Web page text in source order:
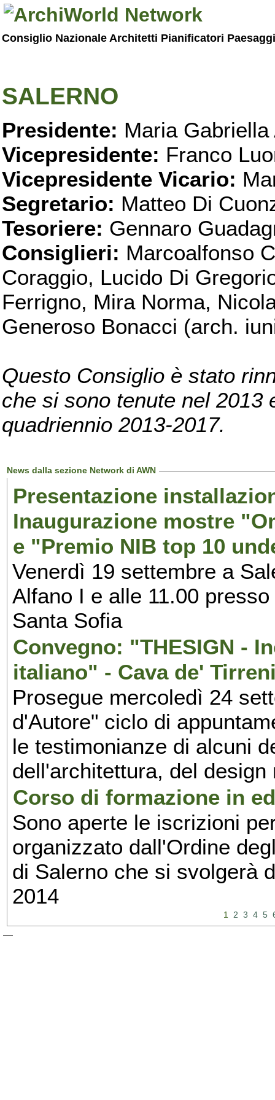
Consiglio Nazionale Architetti Pianificatori
SALERNO
Presidente: Maria Gabriella
Vicepresidente: Franco
Vicepresidente Vicario:
Segretario: Matteo Di
Tesoriere: Gennaro
Consiglieri: Marcoalfonso
Coraggio, Lucido Di
Ferrigno, Mira Norma,
Generoso Bonacci (arch.
Questo Consiglio è stato
che si sono tenute nel 2013
quadriennio 2013-2017.
News dalla sezione Network di AWN
Presentazione
Inaugurazione mostre
e "Premio NIB top 10
Venerdì 19 settembre a
Alfano I e alle 11.00
Santa Sofia
Convegno: "THESIGN -
italiano" - Cava de'
Prosegue mercoledì 24
d'Autore" ciclo di
le testimonianze di alcuni
dell'architettura, del
Corso di formazione in
Sono aperte le iscrizioni
organizzato dall'Ordine
di Salerno che si svolgerà
2014
1 2 3 4 5